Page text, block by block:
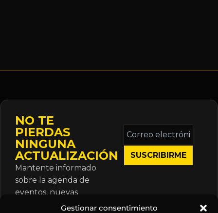
Gestionar consentimiento
NO TE
PIERDAS
NINGUNA
ACTUALIZACIÓN
Mantente informado
sobre la agenda de
eventos, nuevas
publicaciones y
Correo
electrónico
*